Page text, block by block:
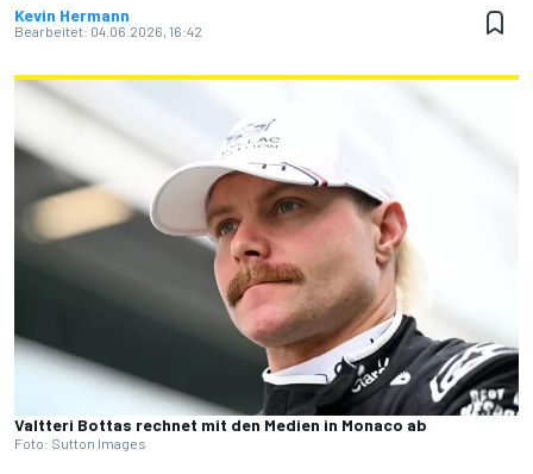
Kevin Hermann
Bearbeitet: 04.06.2026, 16:42
Valtteri Bottas rechnet mit den Medien in Monaco ab
Foto: Sutton Images